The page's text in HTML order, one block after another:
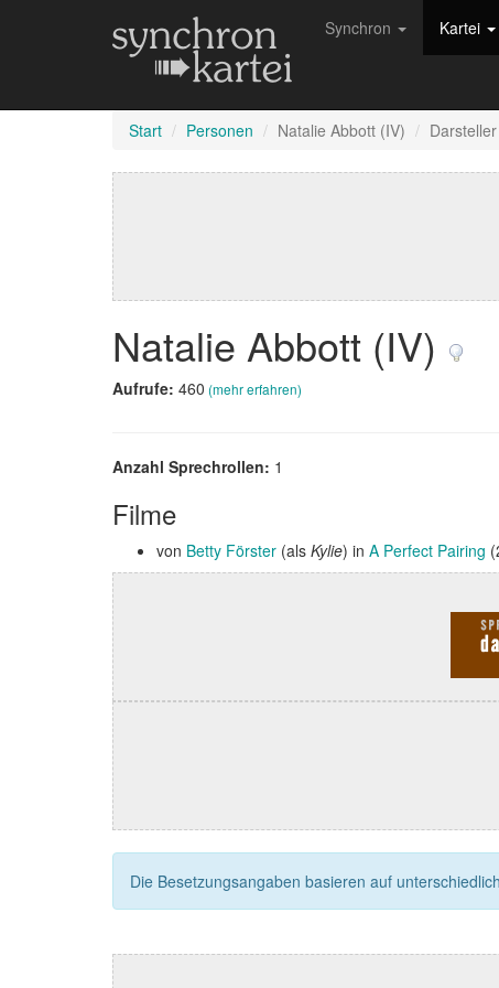
Synchron Kartei
Start Personen Natalie Abbott (IV) Darsteller
Natalie Abbott (IV)
Aufrufe: 460 (mehr erfahren)
Anzahl Sprechrollen: 1
Filme
von Betty Förster (als Kylie) in A Perfect Pairing
Die Besetzungsangaben basieren auf